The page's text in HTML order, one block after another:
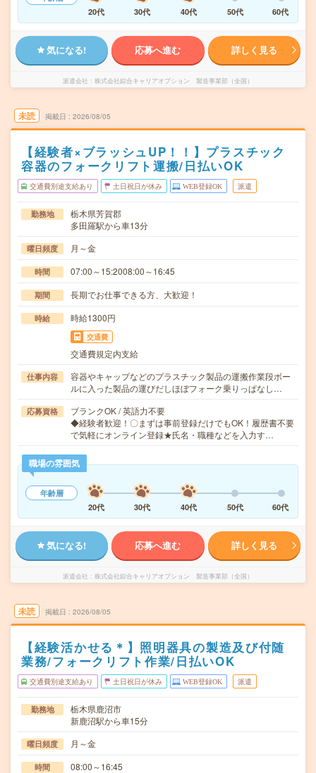
20代
30代 40代 50代 60代
気になる! 応募へ進む 詳しく見る
派遣会社 株式会社綜合キャリアオプション 製造事業部（全国）
未読 掲載日 2026/08/05
【経験者×ブラッシュUP！！】プラスチック
容器のフォークリフト運搬/日払いOK
交通費別途支給あり 土日祝日が休み WEB登録OK 派遣
勤務地
栃木県芳賀郡
多田羅駅から車13分
曜日頻度 月～金
時間 07:00～15:2008:00～16:45
期間 長期でお仕事できる方、大歓迎！
時給 時給1300円
交通費
交通費規定内支給
仕事内容
容器やキャップなどのプラスチック製品の運搬作業段ボー
ルに入った製品の運びだしほぼフォーク乗りっぱなし…
応募資格
ブランクOK / 英語力不要
◆経験者歓迎！〇まずは事前登録だけでもOK！履歴書不要
で気軽にオンライン登録★氏名・職種などを入力す…
職場の雰囲気
年齢層
20代
30代 40代 50代 60代
気になる! 応募へ進む 詳しく見る
派遣会社 株式会社綜合キャリアオプション 製造事業部（全国）
未読 掲載日 2026/08/05
【経験活かせる＊】照明器具の製造及び付随
業務/フォークリフト作業/日払いOK
交通費別途支給あり 土日祝日が休み WEB登録OK 派遣
勤務地
栃木県鹿沼市
新鹿沼駅から車15分
曜日頻度 月～金
時間 08:00～16:45